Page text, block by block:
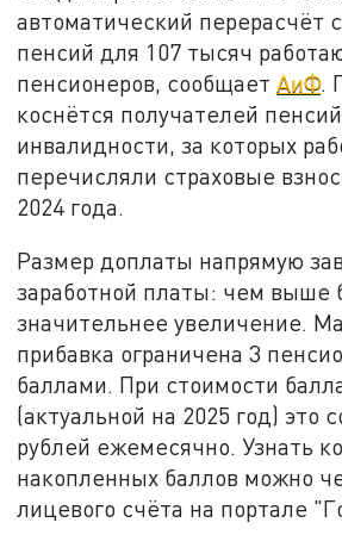
автоматический перерасчёт
пенсий для 107 тысяч
пенсионеров, сообщаетАиФ.
коснётся получателей
инвалидности, за которых
перечисляли страховые
2024 года.
Размер доплаты напрямую
заработной платы: чем выше
значительнее увеличение.
прибавка ограничена 3
баллами. При стоимости
(актуальной на 2025 год) это
рублей ежемесячно. Узнать
накопленных баллов можно
лицевого счёта на портале